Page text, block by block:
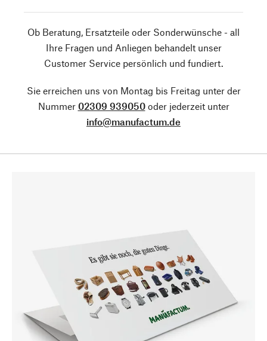
Ob Beratung, Ersatzteile oder Sonderwünsche - all
Ihre Fragen und Anliegen behandelt unser
Customer Service persönlich und fundiert.
Sie erreichen uns von Montag bis Freitag unter der
Nummer 02309 939050oder jederzeit unter
info@manufactum.de